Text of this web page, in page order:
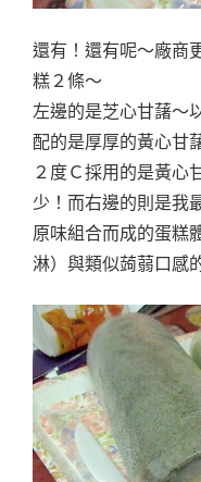
還有！還有呢～廠商
糕２條～
左邊的是芝心甘藷～
配的是厚厚的黃心甘
２度Ｃ採用的是黃心
少！而右邊的則是我
原味組合而成的蛋糕
淋）與類似蒟蒻口感